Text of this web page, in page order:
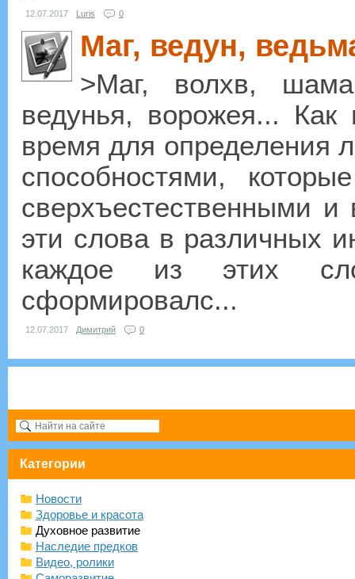
12.07.2017 Luris 0
Маг, ведун,
>Маг, волхв,
ведунья, ворожея...
время для определения
способностями,
сверхъестественными
эти слова в различных
каждое из этих
сформировалс...
12.07.2017 Димитрий 0
Категории
Новости
Здоровье и красота
Духовное развитие
Наследие предков
Видео, ролики